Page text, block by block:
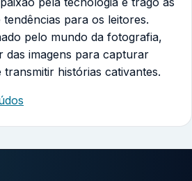
tendências para os leitores.
pelo mundo da fotografia,
das imagens para capturar
histórias cativantes.